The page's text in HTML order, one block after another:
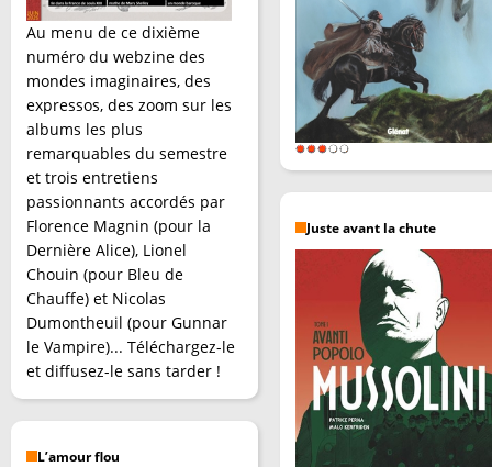
Au menu de ce dixième
numéro du webzine des
mondes imaginaires, des
expressos, des zoom sur les
albums les plus
remarquables du semestre
et trois entretiens
passionnants accordés par
Florence Magnin (pour la
Dernière Alice), Lionel
Chouin (pour Bleu de
Chauffe) et Nicolas
Dumontheuil (pour Gunnar
le Vampire)... Téléchargez-le
et diffusez-le sans tarder !
L’amour flou
Juste avant la chute